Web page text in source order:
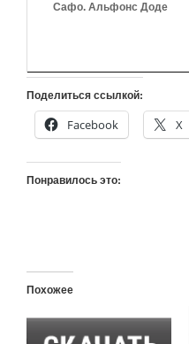
Сафо. Альфонс Доде
Поделиться ссылкой:
Facebook
X
Понравилось это:
Похожее